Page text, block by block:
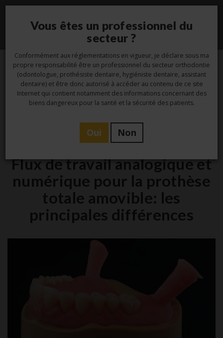
12
Juin
Etude, Laboratoire
Flux de travail analogique et
numérique pour la prothèse
totale amovible: les
principales différences
Vous êtes un professionnel du
secteur ?
Conformément aux réglementations en vigueur, je déclare sous ma
propre responsabilité être un professionnel du secteur orthodontie
(odontologue, prothésiste dentaire, hygiéniste dentaire, assistant
dentaire) et être donc autorisé à accéder au contenu de ce site
Internet qui contient notamment des informations concernant des
biens dangereux pour la santé et la sécurité des patients.
Oui Non